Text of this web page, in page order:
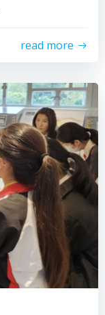
read more